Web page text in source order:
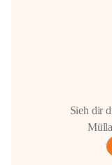
Sieh dir